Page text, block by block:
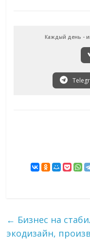
Каждый день -
← Бизнес на
экодизайн,